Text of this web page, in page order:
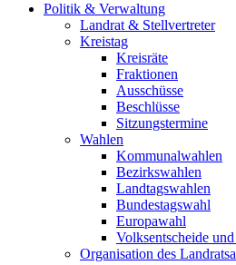
Politik & Verwaltung
Landrat & Stellvertreter
Kreistag
Kreisräte
Fraktionen
Ausschüsse
Beschlüsse
Sitzungstermine
Wahlen
Kommunalwahlen
Bezirkswahlen
Landtagswahlen
Bundestagswahl
Europawahl
Volksentscheide
Organisation des